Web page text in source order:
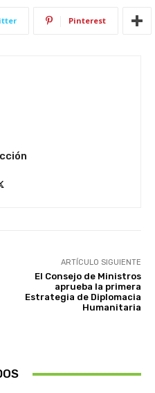
Pinterest
ARTÍCULO SIGUIENTE
El Consejo de Ministros
aprueba la primera
Estrategia de Diplomacia
Humanitaria